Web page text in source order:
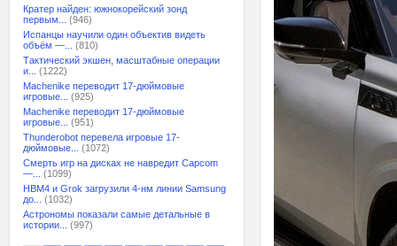
Кратер найден: южнокорейский зонд
первым...
(946)
Испанцы научили один объектив видеть
объём —...
(810)
Тактический экшен, масштабные операции
и...
(1222)
Machenike переводит 17-дюймовые
игровые...
(925)
Machenike переводит 17-дюймовые
игровые...
(951)
Thunderobot перевела игровые 17-
дюймовые...
(1072)
Смерть игр на дисках не навредит Capcom
—...
(1099)
HBM4 и Grok загрузили 4-нм линии Samsung
до...
(1032)
Астрономы показали самые детальные в
истории...
(997)